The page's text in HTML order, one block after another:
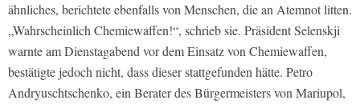
ähnliches, berichtete ebenfalls von Menschen, die an Atemnot litten.
„Wahrscheinlich Chemiewaffen!“, schrieb sie. Präsident Selenskji
warnte am Dienstagabend vor dem Einsatz von Chemiewaffen,
bestätigte jedoch nicht, dass dieser stattgefunden hätte. Petro
Andryuschtschenko, ein Berater des Bürgermeisters von Mariupol,